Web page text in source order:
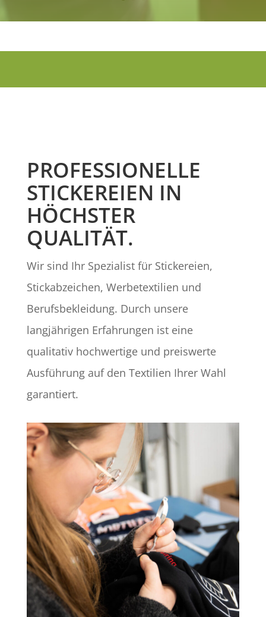
PROFESSIONELLE
STICKEREIEN IN
HÖCHSTER
QUALITÄT.
Wir sind Ihr Spezialist für Stickereien,
Stickabzeichen, Werbetextilien und
Berufsbekleidung. Durch unsere
langjährigen Erfahrungen ist eine
qualitativ hochwertige und preiswerte
Ausführung auf den Textilien Ihrer Wahl
garantiert.